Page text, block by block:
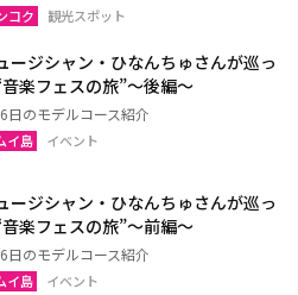
コク 観光スポット
ージシャン・ひなんちゅさんが巡っ
楽フェスの旅”〜後編〜
日のモデルコース紹介
イ島 イベント
ージシャン・ひなんちゅさんが巡っ
楽フェスの旅”〜前編〜
日のモデルコース紹介
イ島 イベント